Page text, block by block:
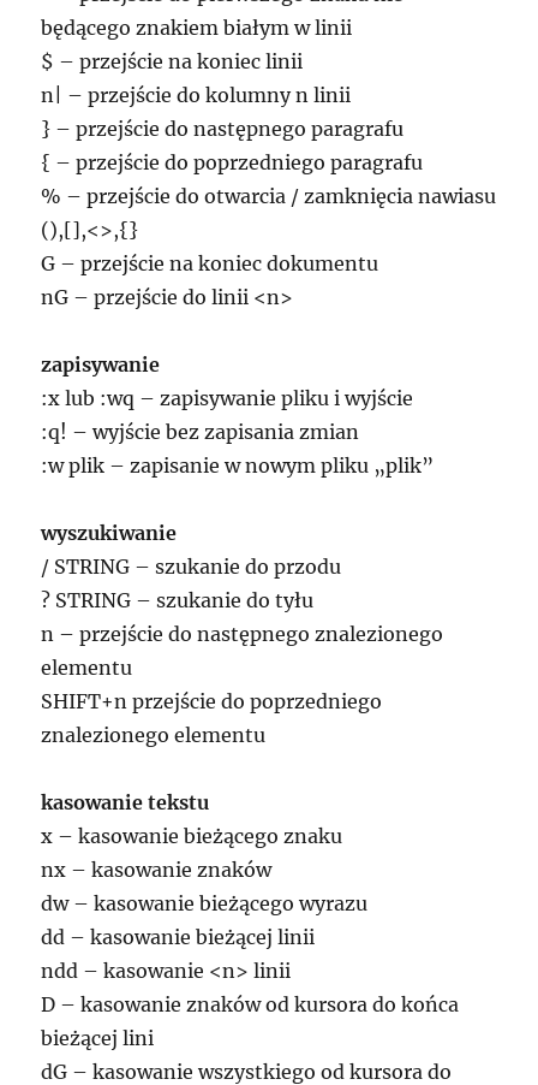
będącego znakiem białym w linii
$ – przejście na koniec linii
n| – przejście do kolumny n linii
} – przejście do następnego paragrafu
{ – przejście do poprzedniego paragrafu
% – przejście do otwarcia / zamknięcia nawiasu
(),[],<>,{}
G – przejście na koniec dokumentu
nG – przejście do linii <n>
zapisywanie
:x lub :wq – zapisywanie pliku i wyjście
:q! – wyjście bez zapisania zmian
:w plik – zapisanie w nowym pliku „plik”
wyszukiwanie
/ STRING – szukanie do przodu
? STRING – szukanie do tyłu
n – przejście do następnego znalezionego
elementu
SHIFT+n przejście do poprzedniego
znalezionego elementu
kasowanie tekstu
x – kasowanie bieżącego znaku
nx – kasowanie znaków
dw – kasowanie bieżącego wyrazu
dd – kasowanie bieżącej linii
ndd – kasowanie <n> linii
D – kasowanie znaków od kursora do końca
bieżącej lini
dG – kasowanie wszystkiego od kursora do